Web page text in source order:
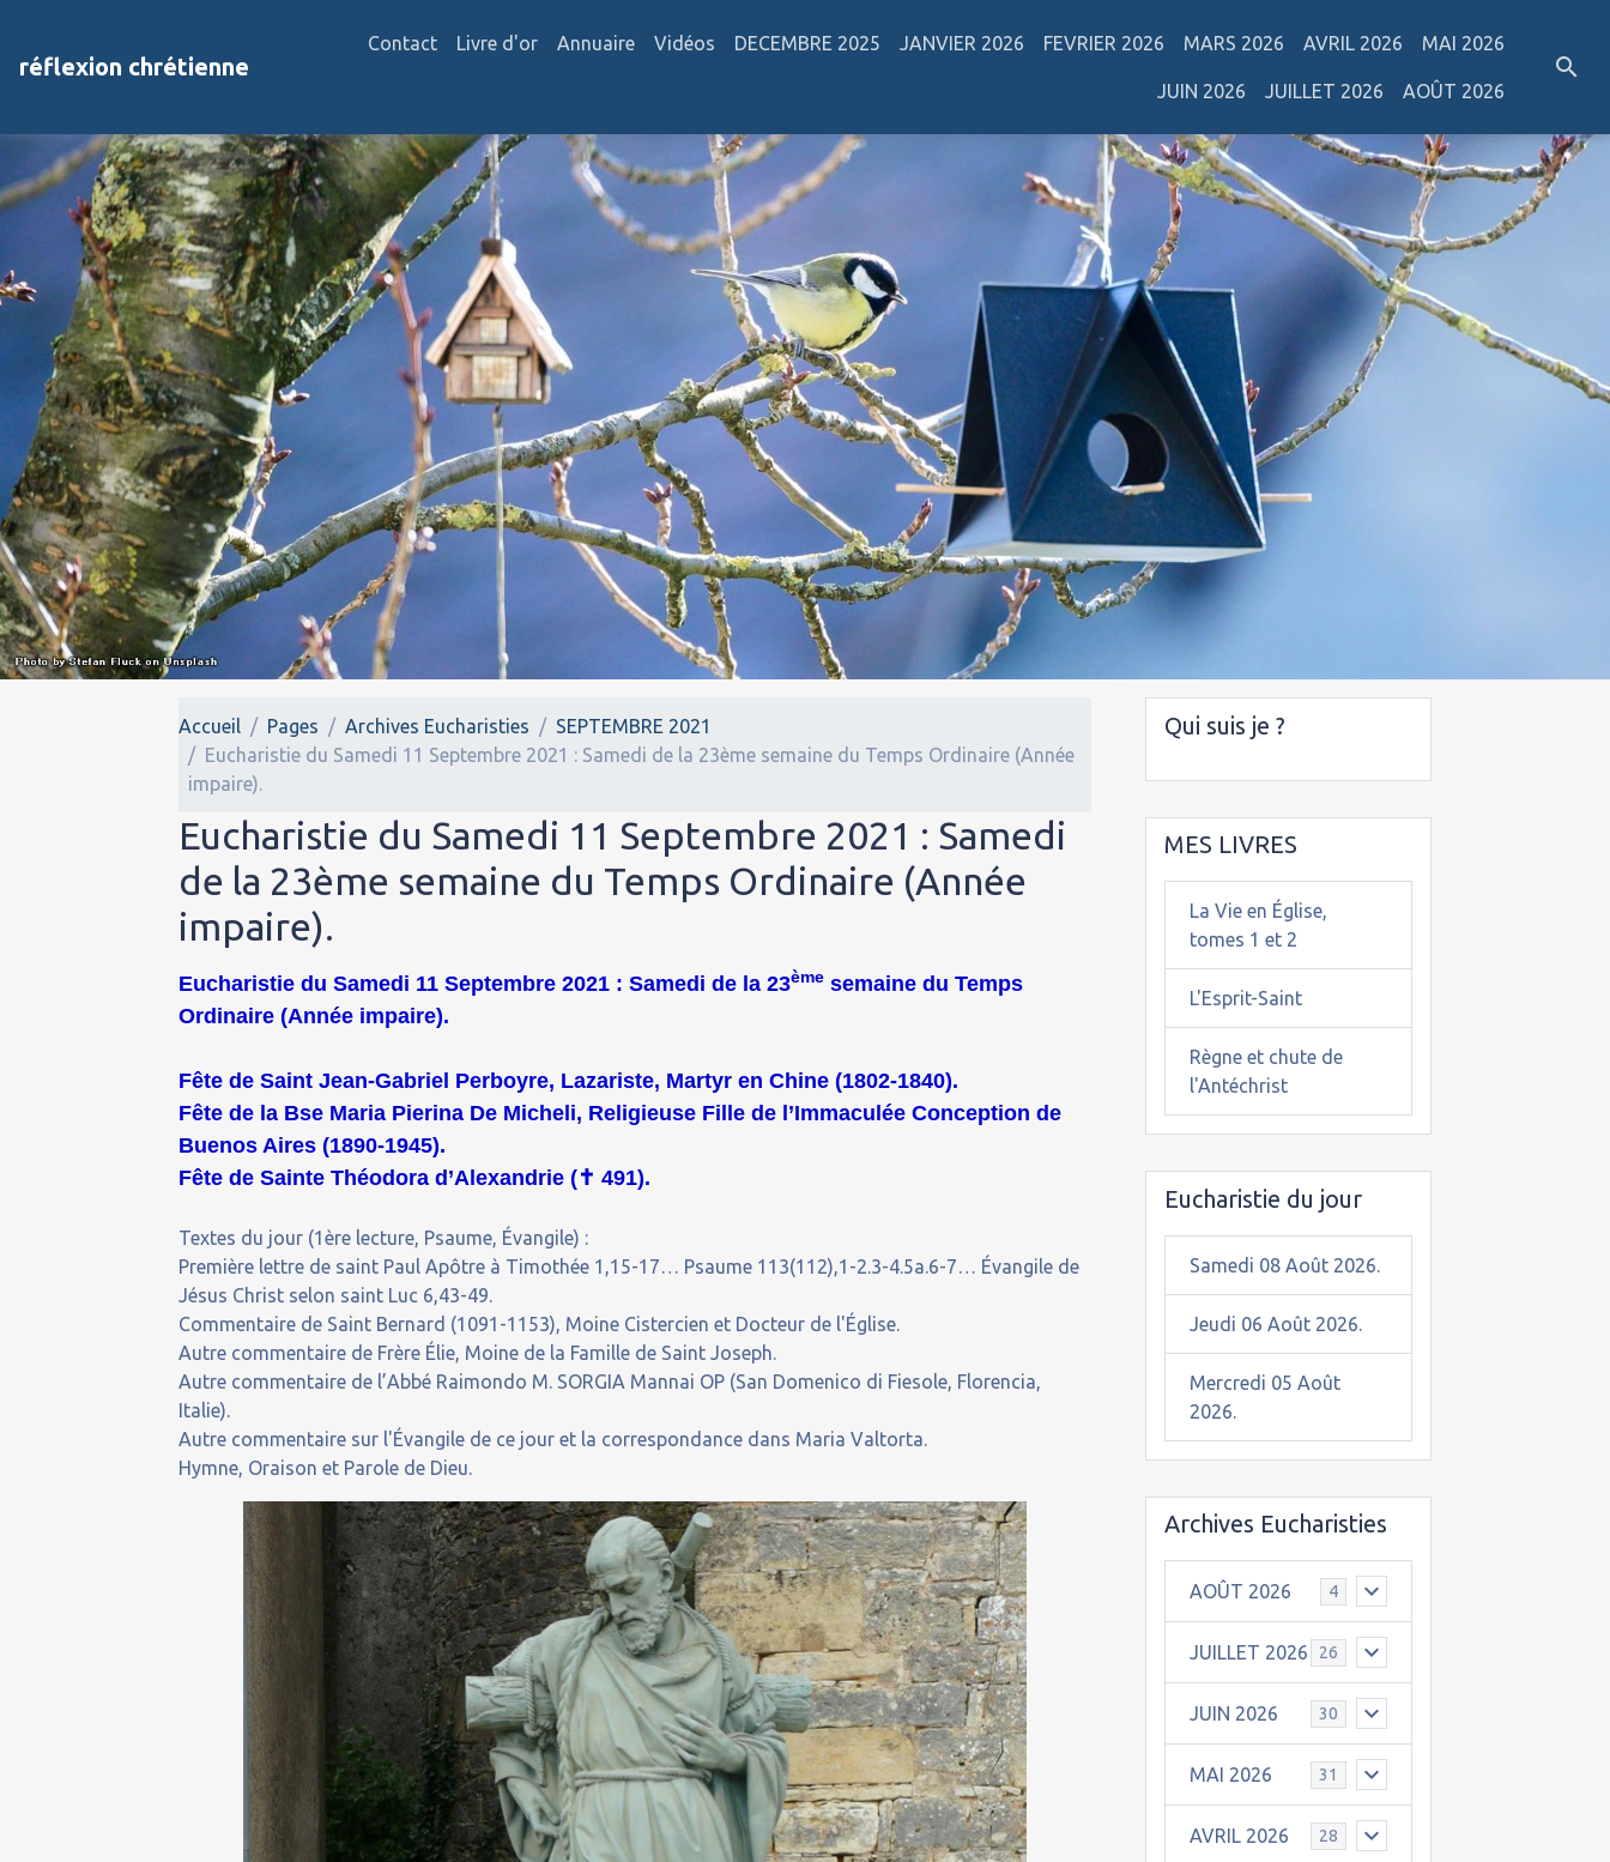
réflexion chrétienne
Contact Livre d'or Annuaire Vidéos DECEMBRE 2025 JANVIER 2026 FEVRIER 2026 MARS 2026 AVRIL 2026 MAI 2026
JUIN 2026 JUILLET 2026 AOÛT 2026
Accueil Pages Archives Eucharisties
SEPTEMBRE 2021
Eucharistie du Samedi 11 Septembre 2021 : Samedi de la 23ème semaine du Temps Ordinaire (Année
impaire).
Eucharistie du Samedi 11 Septembre 2021 : Samedi
de la 23ème semaine du Temps Ordinaire (Année
impaire).
Eucharistie du Samedi 11 Septembre 2021 : Samedi de la 23ème semaine du Temps
Ordinaire (Année impaire).
Fête de Saint Jean-Gabriel Perboyre, Lazariste, Martyr en Chine (1802-1840).
Fête de la Bse Maria Pierina De Micheli, Religieuse Fille de l’Immaculée Conception de
Buenos Aires (1890-1945).
Fête de Sainte Théodora d’Alexandrie (✝ 491).
Textes du jour (1ère lecture, Psaume, Évangile) :
Première lettre de saint Paul Apôtre à Timothée 1,15-17… Psaume 113(112),1-2.3-4.5a.6-7… Évangile de
Jésus Christ selon saint Luc 6,43-49.
Commentaire de Saint Bernard (1091-1153), Moine Cistercien et Docteur de l'Église.
Autre commentaire de Frère Élie, Moine de la Famille de Saint Joseph.
Autre commentaire de l’Abbé Raimondo M. SORGIA Mannai OP (San Domenico di Fiesole, Florencia,
Italie).
Autre commentaire sur l'Évangile de ce jour et la correspondance dans Maria Valtorta.
Hymne, Oraison et Parole de Dieu.
Qui suis je ?
MES LIVRES
La Vie en Église,
tomes 1 et 2
L'Esprit-Saint
Règne et chute de
l'Antéchrist
Eucharistie du jour
Samedi 08 Août 2026.
Jeudi 06 Août 2026.
Mercredi 05 Août
2026.
Archives Eucharisties
AOÛT 2026 4
JUILLET 2026 26
JUIN 2026 30
MAI 2026 31
AVRIL 2026 28